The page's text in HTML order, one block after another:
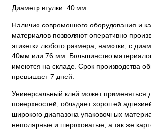
Диаметр втулки: 40 мм
Наличие современного оборудования и
материалов позволяют оперативно
этикетки любого размера, намотки, с
40мм или 76 мм. Большинство
имеются на складе. Срок производства
превышает 7 дней.
Универсальный клей может применяться
поверхностей, обладает хорошей
широкого диапазона упаковочных
неполярные и шероховатые, а так же